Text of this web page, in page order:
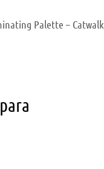
Palette – Catwalk